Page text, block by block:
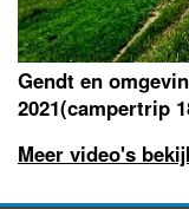
Gendt en
2021(campertrip
Meer video's